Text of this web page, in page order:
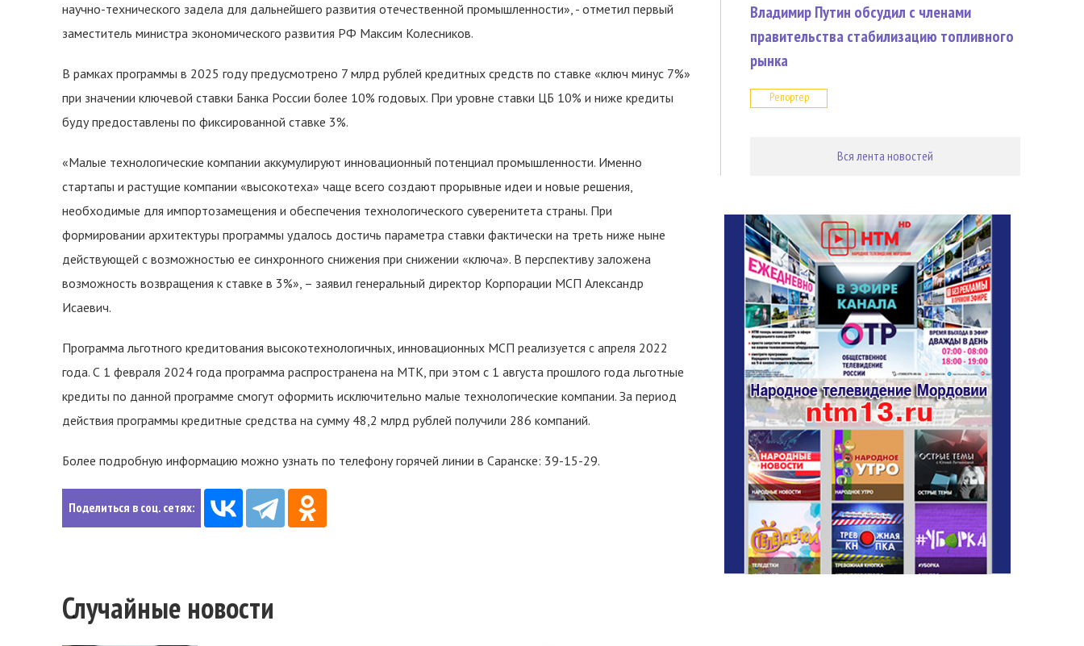
научно-технического задела для дальнейшего развития отечественной промышленности», - отметил первый
заместитель министра экономического развития РФ Максим Колесников.
В рамках программы в 2025 году предусмотрено 7 млрд рублей кредитных средств по ставке «ключ минус 7%»
при значении ключевой ставки Банка России более 10% годовых. При уровне ставки ЦБ 10% и ниже кредиты
буду предоставлены по фиксированной ставке 3%.
«Малые технологические компании аккумулируют инновационный потенциал промышленности. Именно
стартапы и растущие компании «высокотеха» чаще всего создают прорывные идеи и новые решения,
необходимые для импортозамещения и обеспечения технологического суверенитета страны. При
формировании архитектуры программы удалось достичь параметра ставки фактически на треть ниже ныне
действующей с возможностью ее синхронного снижения при снижении «ключа». В перспективу заложена
возможность возвращения к ставке в 3%», – заявил генеральный директор Корпорации МСП Александр
Исаевич.
Программа льготного кредитования высокотехнологичных, инновационных МСП реализуется с апреля 2022
года. С 1 февраля 2024 года программа распространена на МТК, при этом с 1 августа прошлого года льготные
кредиты по данной программе смогут оформить исключительно малые технологические компании. За период
действия программы кредитные средства на сумму 48,2 млрд рублей получили 286 компаний.
Более подробную информацию можно узнать по телефону горячей линии в Саранске: 39-15-29.
Поделиться в соц. сетях:
Случайные новости
Владимир Путин обсудил с членами
правительства стабилизацию топливного
рынка
Репортер
Вся лента новостей